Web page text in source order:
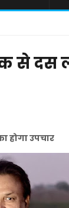
से
होगा उपचार